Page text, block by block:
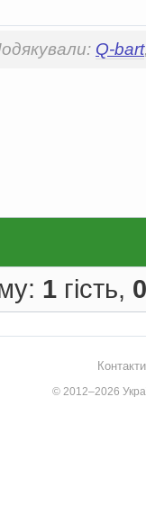
Q-bart
1 гість, 0
© 2012–2026